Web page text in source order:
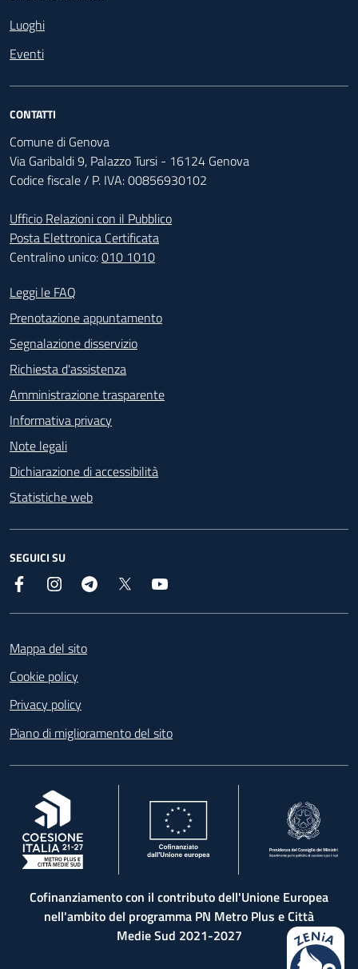
Luoghi
Eventi
CONTATTI
Comune di Genova
Via Garibaldi 9, Palazzo Tursi - 16124 Genova
Codice fiscale / P. IVA: 00856930102
Ufficio Relazioni con il Pubblico
Posta Elettronica Certificata
Centralino unico:010 1010
Footer - Contatti
Leggi le FAQ
Prenotazione appuntamento
Segnalazione disservizio
Richiesta d'assistenza
Amministrazione trasparente
Informativa privacy
Note legali
Dichiarazione di accessibilità
Statistiche web
SEGUICI SU
Facebook InstagramTelegram
Mappa del sito
Cookie policy
Privacy policy
Piano di miglioramento del sito
, apre in una nuova scheda
Cofinanziamento con il contributo dell'Unione Europea
nell'ambito del programma PN Metro Plus e Città
Medie Sud 2021-2027